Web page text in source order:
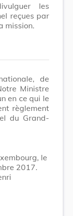
les
reçues par
mission.
de
Ministre
en ce qui le
règlement
du Grand-
le
2017.